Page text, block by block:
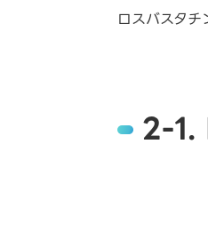
ロスバスタチ
2-1.